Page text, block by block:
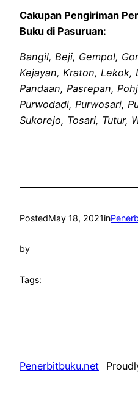
Cakupan Pengiriman
Buku di Pasuruan:
Bangil, Beji, Gempol,
Kejayan, Kraton, Lekok,
Pandaan, Pasrepan,
Purwodadi, Purwosari,
Sukorejo, Tosari, Tutur,
PostedMay 18, 2021in
by
Tags:
Penerbitbuku.net